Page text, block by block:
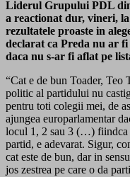
Liderul Grupului PDL
a reactionat dur, vineri,
rezultatele proaste in
declarat ca Preda nu ar
daca nu s-ar fi aflat pe
“Cat e de bun Toader, Teo
politic al partidului nu
pentru toti colegii mei, de
ajungea europarlamentar
locul 1, 2 sau 3 (…) fiindca
partid, e adevarat. Sigur,
cat este de bun, dar in
jos zestrea pe care o da